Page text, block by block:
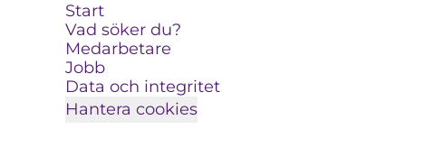
Start
Vad söker du?
Medarbetare
Jobb
Data och integritet
Hantera cookies